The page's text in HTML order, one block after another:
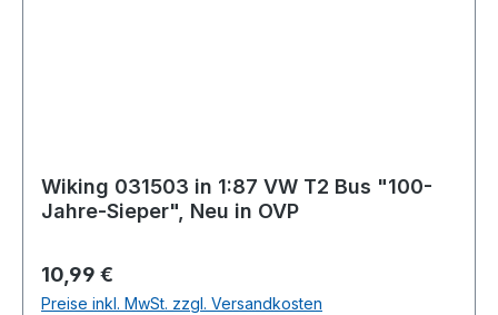
Wiking 031503 in 1:87 VW T2 Bus "100-
Jahre-Sieper", Neu in OVP
Regulärer Preis:
10,99 €
Preise inkl. MwSt. zzgl. Versandkosten